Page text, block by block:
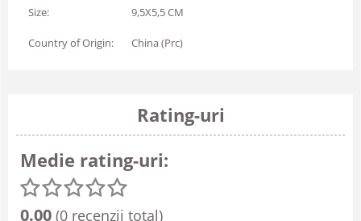
Size: 9,5X5,5 CM
Country of Origin: China (Prc)
Rating-uri
Medie rating-uri:
0.00 (0 recenzii total)